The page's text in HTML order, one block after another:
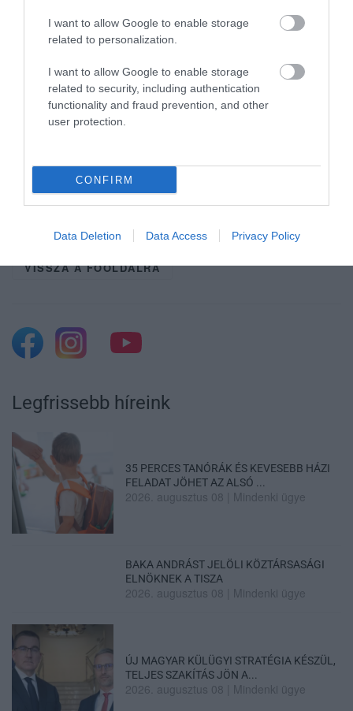
I want to allow Google to enable storage
related to personalization.
I want to allow Google to enable storage
related to security, including authentication
functionality and fraud prevention, and other
user protection.
CONFIRM
Data Deletion Data Access Privacy Policy
költségvetés jobb állapotban van, mint amit
állítanak. Kiemelte, nagyobb az
önkormányzati tartalék is, mint tavaly, ami
összesen 800 millió forint.
Ne maradjon le a legfrissebb hírekről, kövessen
VISSZA A FŐOLDALRA
Legfrissebb híreink
35 PERCES TANÓRÁK ÉS KEVESEBB HÁZI
FELADAT JÖHET AZ ALSÓ ...
2026. augusztus 08 Mindenki ügye
BAKA ANDRÁST JELÖLI KÖZTÁRSASÁGI
ELNÖKNEK A TISZA
2026. augusztus 08 Mindenki ügye
ÚJ MAGYAR KÜLÜGYI STRATÉGIA KÉSZÜL,
TELJES SZAKÍTÁS JÖN A...
2026. augusztus 08 Mindenki ügye